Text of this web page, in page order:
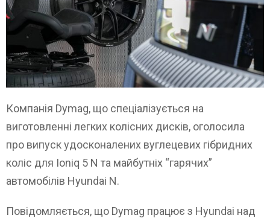
Компанія Dymag, що спеціалізується на
виготовленні легких колісних дисків, оголосила
про випуск удосконалених вуглецевих гібридних
коліс для Ioniq 5 N та майбутніх “гарячих”
автомобілів Hyundai N.
Повідомляється, що Dymag працює з Hyundai над